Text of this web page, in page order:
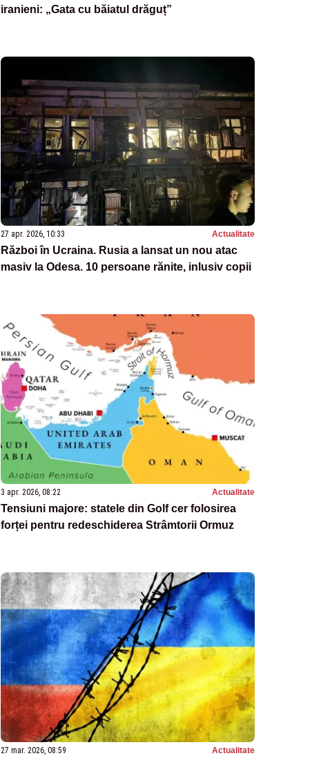
iranieni: „Gata cu băiatul drăguț”
27 apr. 2026, 10:33 Actualitate
Război în Ucraina. Rusia a lansat un nou atac
masiv la Odesa. 10 persoane rănite, inlusiv copii
3 apr. 2026, 08:22 Actualitate
Tensiuni majore: statele din Golf cer folosirea
forței pentru redeschiderea Strâmtorii Ormuz
27 mar. 2026, 08:59 Actualitate